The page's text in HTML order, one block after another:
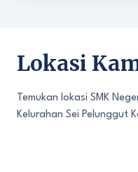
Lokasi
Temukan lokasi SMK
Kelurahan Sei Pelunggut